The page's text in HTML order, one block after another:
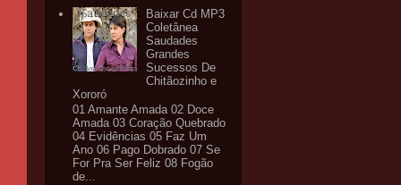
Baixar Cd MP3
Coletânea
Saudades
Grandes
Sucessos De
Chitãozinho e
Xororó
01 Amante Amada 02 Doce
Amada 03 Coração Quebrado
04 Evidências 05 Faz Um
Ano 06 Pago Dobrado 07 Se
For Pra Ser Feliz 08 Fogão
de...